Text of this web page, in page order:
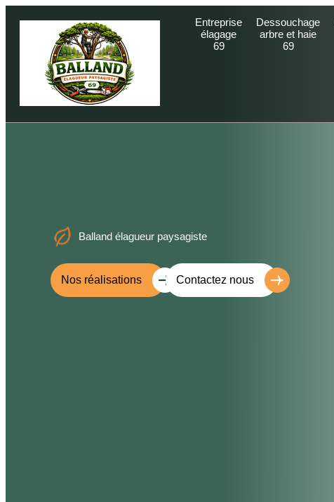
Entreprise
élagage
69
Dessouchage
arbre et haie
69
Balland élagueur paysagiste
Nos réalisations Contactez nous